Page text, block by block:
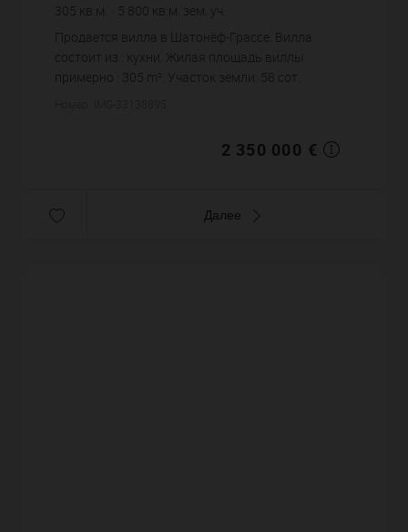
305 кв.м. 5 800 кв.м. зем. уч.
Продается вилла в Шатонёф-Грассе. Вилла
состоит из : кухни. Жилая площадь виллы
примерно : 305 m². Участок земли: 58 сот.
2 350 000 €
Далее